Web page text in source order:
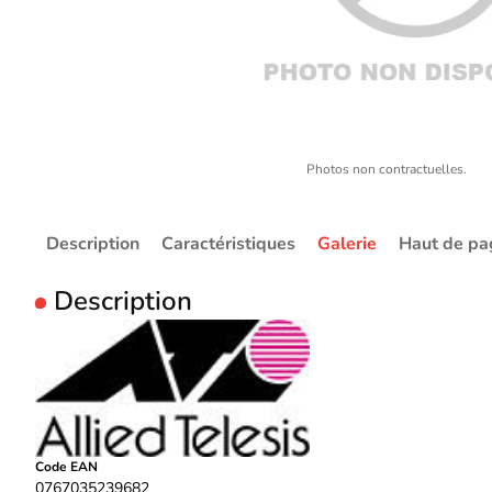
Photos non contractuelles.
Description Caractéristiques Galerie Haut de
Description
Code EAN